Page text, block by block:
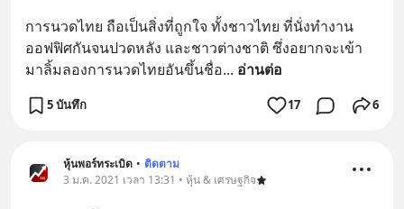
การนวดไทย ถือเป็นสิ่งที่ถูกใจ ทั้งชาวไทย ที่นั่งทำงาน
ออฟฟิศกันจนปวดหลัง และชาวต่างชาติ ซึ่งอยากจะเข้า
มาลิ้มลองการนวดไทยอันขึ้นชื่อ... อ่านต่อ
5 บันทึก 17 6
หุ้นพอร์ทระเบิด • ติดตาม
3 ม.ค. 2021 เวลา 13:31 • หุ้น & เศรษฐกิจ